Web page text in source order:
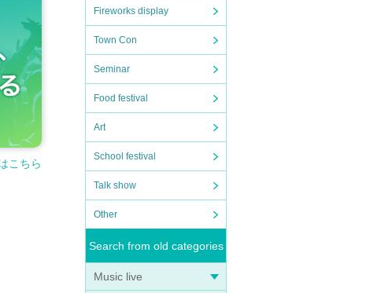
Fireworks display
Town Con
Seminar
Food festival
Art
School festival
Talk show
Other
Search from old categories
Music live
こちら